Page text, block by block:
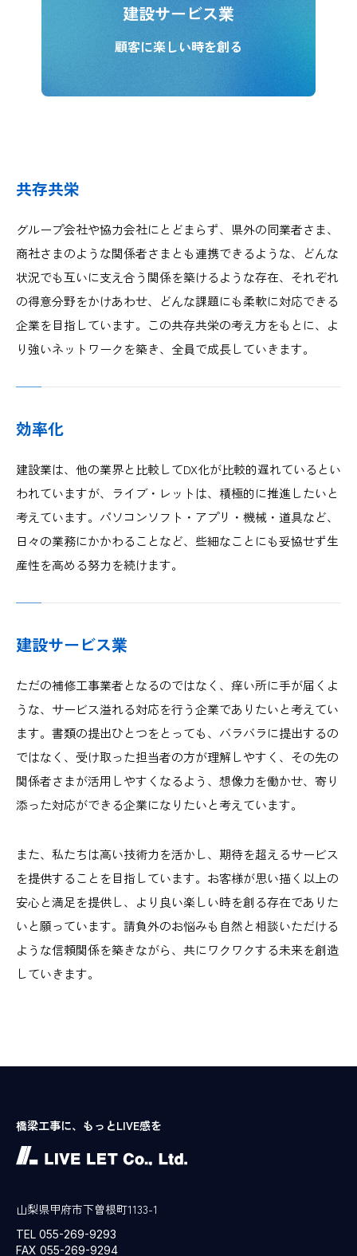
建設サービス業
顧客に楽しい時を創る
共存共栄
グループ会社や協力会社にとどまらず、県外の同業者さま、
商社さまのような関係者さまとも連携できるような、どんな
状況でも互いに支え合う関係を築けるような存在、それぞれ
の得意分野をかけあわせ、どんな課題にも柔軟に対応できる
企業を目指しています。この共存共栄の考え方をもとに、よ
り強いネットワークを築き、全員で成長していきます。
効率化
建設業は、他の業界と比較してDX化が比較的遅れているとい
われていますが、ライブ・レットは、積極的に推進したいと
考えています。パソコンソフト・アプリ・機械・道具など、
日々の業務にかかわることなど、些細なことにも妥協せず生
産性を高める努力を続けます。
建設サービス業
ただの補修工事業者となるのではなく、痒い所に手が届くよ
うな、サービス溢れる対応を行う企業でありたいと考えてい
ます。書類の提出ひとつをとっても、バラバラに提出するの
ではなく、受け取った担当者の方が理解しやすく、その先の
関係者さまが活用しやすくなるよう、想像力を働かせ、寄り
添った対応ができる企業になりたいと考えています。
また、私たちは高い技術力を活かし、期待を超えるサービス
を提供することを目指しています。お客様が思い描く以上の
安心と満足を提供し、より良い楽しい時を創る存在でありた
いと願っています。請負外のお悩みも自然と相談いただける
ような信頼関係を築きながら、共にワクワクする未来を創造
していきます。
橋梁工事に、もっとLIVE感を
山梨県甲府市下曽根町1133-1
TEL 055-269-9293
FAX 055-269-9294